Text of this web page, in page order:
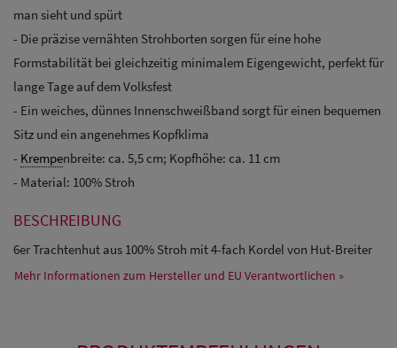
man sieht und spürt
- Die präzise vernähten Strohborten sorgen für eine hohe
Formstabilität bei gleichzeitig minimalem Eigengewicht, perfekt für
lange Tage auf dem Volksfest
- Ein weiches, dünnes Innenschweißband sorgt für einen bequemen
Sitz und ein angenehmes Kopfklima
- Krempenbreite: ca. 5,5 cm; Kopfhöhe: ca. 11 cm
- Material: 100% Stroh
BESCHREIBUNG
6er Trachtenhut aus 100% Stroh mit 4-fach Kordel von Hut-Breiter
Mehr Informationen zum Hersteller und EU Verantwortlichen »